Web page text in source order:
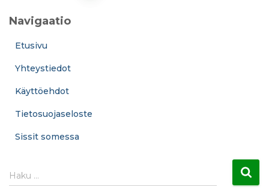
sivutus
Navigaatio
Etusivu
Yhteystiedot
Käyttöehdot
Tietosuojaseloste
Sissit somessa
H
a
Haku …